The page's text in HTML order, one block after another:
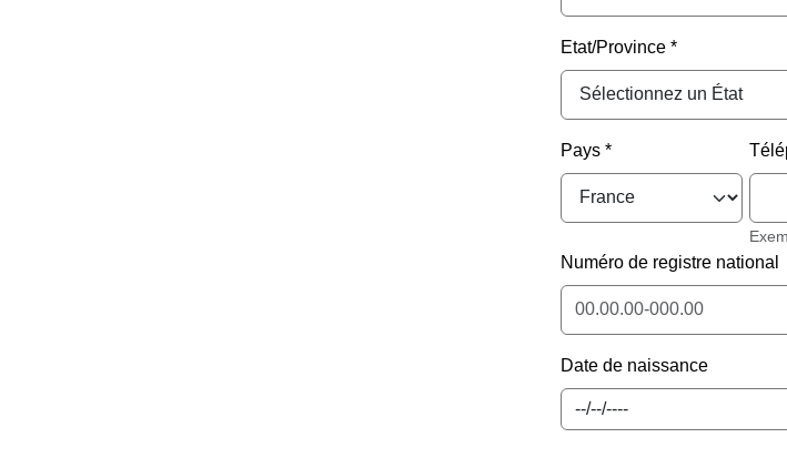
Etat/Province
Pays
Numéro de registre national
Date de naissance